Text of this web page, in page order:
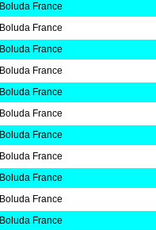
Boluda France
Boluda France
Boluda France
Boluda France
Boluda France
Boluda France
Boluda France
Boluda France
Boluda France
Boluda France
Boluda France